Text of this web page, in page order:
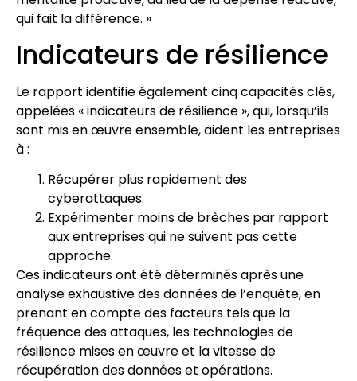
qui fait la différence. »
Indicateurs de résilience
Le rapport identifie également cinq capacités clés,
appelées « indicateurs de résilience », qui, lorsqu’ils
sont mis en œuvre ensemble, aident les entreprises
à :
Récupérer plus rapidement des
cyberattaques.
Expérimenter moins de brèches par rapport
aux entreprises qui ne suivent pas cette
approche.
Ces indicateurs ont été déterminés après une
analyse exhaustive des données de l’enquête, en
prenant en compte des facteurs tels que la
fréquence des attaques, les technologies de
résilience mises en œuvre et la vitesse de
récupération des données et opérations.